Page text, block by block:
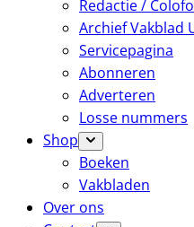
Redactie /
Archief Vakblad
Servicepagina
Abonneren
Adverteren
Losse nummers
Shop
Boeken
Vakbladen
Over ons